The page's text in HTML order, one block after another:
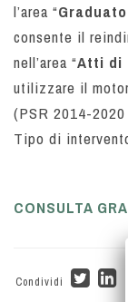
l’area “
consente il
nell’area “Atti di
utilizzare il
(PSR 2014-
Tipo di
CONSULTA
Condividi